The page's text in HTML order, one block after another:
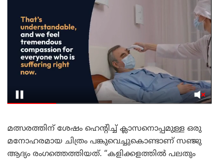
മത്സരത്തിന് ശേഷം ഹെന്റിച്ച് ക്ലാസനൊപ്പമുള്ള ഒരു
മനോഹരമായ ചിത്രം പങ്കുവെച്ചുകൊണ്ടാണ് സഞ്ജു
ആദ്യം രംഗത്തെത്തിയത്. “കളിക്കളത്തിൽ പലതും